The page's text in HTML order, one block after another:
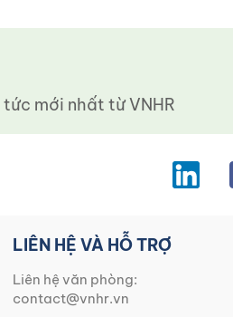
mới nhất từ ​​VNHR
LIÊN HỆ VÀ HỖ TRỢ
Liên hệ văn phòng:
contact@vnhr.vn